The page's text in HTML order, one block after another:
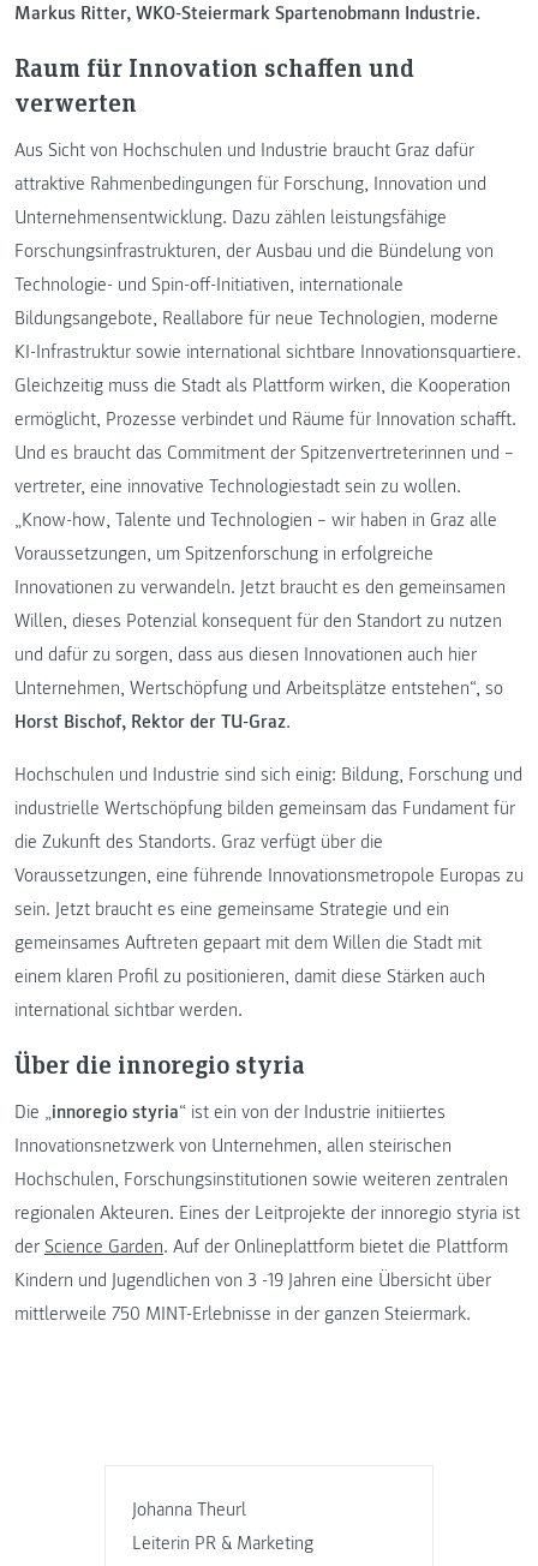
Johanna Theurl
Leiterin PR & Marketing
Markus Ritter, WKO-Steiermark Spartenobmann Industrie.
Raum für Innovation schaffen und
verwerten
Aus Sicht von Hochschulen und Industrie braucht Graz dafür
attraktive Rahmenbedingungen für Forschung, Innovation und
Unternehmensentwicklung. Dazu zählen leistungsfähige
Forschungsinfrastrukturen, der Ausbau und die Bündelung von
Technologie- und Spin-off-Initiativen, internationale
Bildungsangebote, Reallabore für neue Technologien, moderne
KI-Infrastruktur sowie international sichtbare Innovationsquartiere.
Gleichzeitig muss die Stadt als Plattform wirken, die Kooperation
ermöglicht, Prozesse verbindet und Räume für Innovation schafft.
Und es braucht das Commitment der Spitzenvertreterinnen und –
vertreter, eine innovative Technologiestadt sein zu wollen.
„Know-how, Talente und Technologien – wir haben in Graz alle
Voraussetzungen, um Spitzenforschung in erfolgreiche
Innovationen zu verwandeln. Jetzt braucht es den gemeinsamen
Willen, dieses Potenzial konsequent für den Standort zu nutzen
und dafür zu sorgen, dass aus diesen Innovationen auch hier
Unternehmen, Wertschöpfung und Arbeitsplätze entstehen“, so
Horst Bischof, Rektor der TU-Graz.
Hochschulen und Industrie sind sich einig: Bildung, Forschung und
industrielle Wertschöpfung bilden gemeinsam das Fundament für
die Zukunft des Standorts. Graz verfügt über die
Voraussetzungen, eine führende Innovationsmetropole Europas zu
sein. Jetzt braucht es eine gemeinsame Strategie und ein
gemeinsames Auftreten gepaart mit dem Willen die Stadt mit
einem klaren Profil zu positionieren, damit diese Stärken auch
international sichtbar werden.
Über die innoregio styria
Die „innoregio styria“ ist ein von der Industrie initiiertes
Innovationsnetzwerk von Unternehmen, allen steirischen
Hochschulen, Forschungsinstitutionen sowie weiteren zentralen
regionalen Akteuren. Eines der Leitprojekte der innoregio styria ist
der Science Garden. Auf der Onlineplattform bietet die Plattform
Kindern und Jugendlichen von 3 -19 Jahren eine Übersicht über
mittlerweile 750 MINT-Erlebnisse in der ganzen Steiermark.